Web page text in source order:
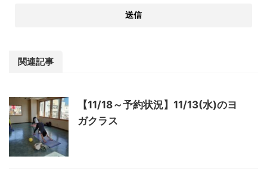
関連記事
【11/18～予約状況】11/13(水)のヨ
ガクラス